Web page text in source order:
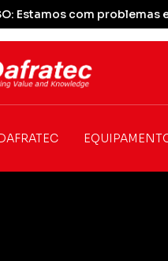
Estamos com